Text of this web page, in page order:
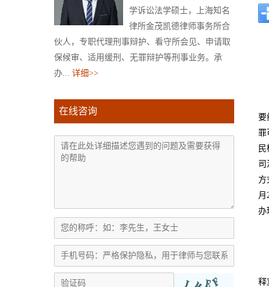
学诉讼法学硕士，上海知名
律所金茂凯德律师事务所合
伙人，专职代理刑事辩护、看守所会见、申请取
保候审、适用缓刑、无罪辩护等刑事业务。承
办... 详细>>
在线咨询
要
罪
司
方
月
办
释